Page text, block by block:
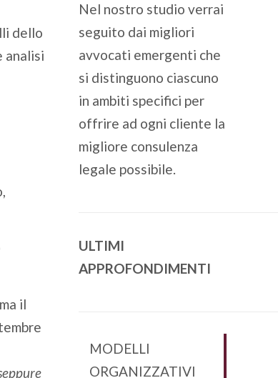
dello
analisi
il
Nel nostro studio verrai
seguito dai migliori
avvocati emergenti che
si distinguono ciascuno
in ambiti specifici per
offrire ad ogni cliente la
migliore consulenza
legale possibile.
ULTIMI
APPROFONDIMENTI
MODELLI
ORGANIZZATIVI